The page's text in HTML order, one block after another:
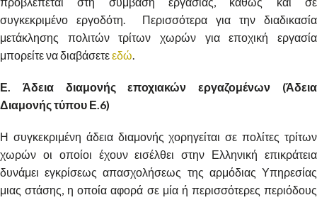
συγκεκριμένο εργοδότη. Περισσότερα για την διαδικασία
μετάκλησης πολιτών τρίτων χωρών για εποχική εργασία
μπορείτε να διαβάσετεεδώ.
Ε. Άδεια διαμονής εποχιακών εργαζομένων (Άδεια
Διαμονής τύπου Ε.6)
Η συγκεκριμένη άδεια διαμονής χορηγείται σε πολίτες τρίτων
χωρών οι οποίοι έχουν εισέλθει στην Ελληνική επικράτεια
δυνάμει εγκρίσεως απασχολήσεως της αρμόδιας Υπηρεσίας
μιας στάσης, η οποία αφορά σε μία ή περισσότερες περιόδους